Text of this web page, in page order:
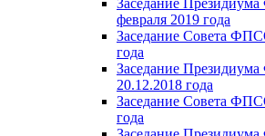
февраля 2019 года
Заседание Совета
года
Заседание
20.12.2018 года
Заседание Совета
года